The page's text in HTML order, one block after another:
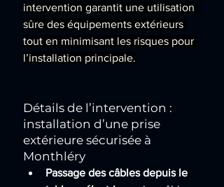
intervention garantit une utilisation
sûre des équipements extérieurs
tout en minimisant les risques pour
l’installation principale.
Détails de l’intervention :
installation d’une prise
extérieure sécurisée à
Monthléry
Passage des câbles depuis le